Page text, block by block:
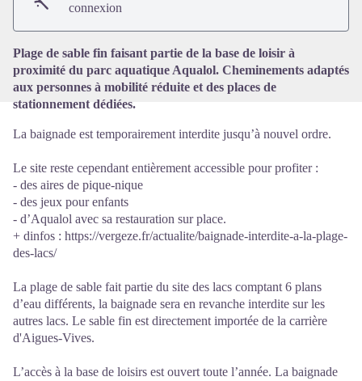
connexion
Plage de sable fin faisant partie de la base de loisir à
proximité du parc aquatique Aqualol. Cheminements adaptés
aux personnes à mobilité réduite et des places de
stationnement dédiées.
La baignade est temporairement interdite jusqu’à nouvel ordre.
Le site reste cependant entièrement accessible pour profiter :
- des aires de pique-nique
- des jeux pour enfants
- d’Aqualol avec sa restauration sur place.
+ dinfos : https://vergeze.fr/actualite/baignade-interdite-a-la-plage-
des-lacs/
La plage de sable fait partie du site des lacs comptant 6 plans
d’eau différents, la baignade sera en revanche interdite sur les
autres lacs. Le sable fin est directement importée de la carrière
d'Aigues-Vives.
L’accès à la base de loisirs est ouvert toute l’année. La baignade